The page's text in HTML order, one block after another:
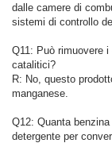
dalle camere di
sistemi di controllo
Q11: Può rimuovere
catalitici?
R: No, questo
manganese.
Q12: Quanta
detergente per